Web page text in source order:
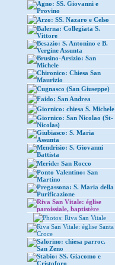
Agno: SS. Giovanni e
Provino
Arzo: SS. Nazaro e Celso
Balerna: Collegiata S.
Vittore
Besazio: S. Antonino e B.
Vergine Assunta
Brusino-Arsizio: San
Michele
Chironico: Chiesa San
Maurizio
Cugnasco (San Giuseppe)
Faido: San Andrea
Giornico: chiesa S. Michele
Giornico: San Nicolao (St-
Nicolas)
Giubiasco: S. Maria
Assunta
Mendrisio: S. Giovanni
Battista
Meride: San Rocco
Ponto Valentino: San
Martino
Pregassona: S. Maria della
Purificazione
Riva San Vitale: église
paroissiale, baptistère
Photos: Riva San Vitale
Riva San Vitale: église Santa
Croce
Salorino: chiesa parroc.
San Zeno
Stabio: SS. Giacomo e
Cristoforo